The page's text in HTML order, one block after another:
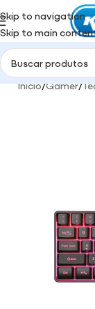
Skip to navigation
Skip to main
Início/Gamer/